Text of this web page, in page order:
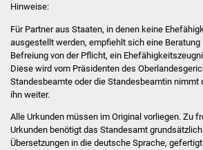
Lebenslagen
Hinweise:
Für Partner aus Staaten, in denen keine
ausgestellt werden, empfiehlt sich eine
Befreiung von der Pflicht, ein
Diese wird vom Präsidenten des
Standesbeamte oder die Standesbeamtin nimmt
ihn weiter.
Alle Urkunden müssen im Original vorliegen. Zu
Urkunden benötigt das Standesamt
Übersetzungen in die deutsche Sprache,